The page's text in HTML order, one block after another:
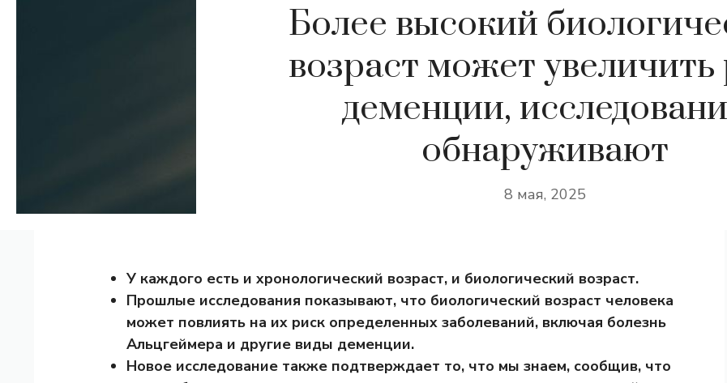
Более высокий
возраст может увеличить
деменции,
обнаруживают
8 мая, 2025
У каждого есть и хронологический возраст, и биологический возраст.
Прошлые исследования показывают, что биологический возраст человека
может повлиять на их риск определенных заболеваний, включая болезнь
Альцгеймера и другие виды деменции.
Новое исследование также подтверждает то, что мы знаем, сообщив, что